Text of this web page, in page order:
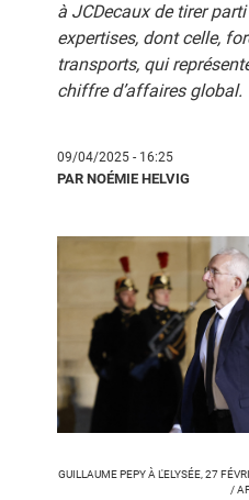
à JCDecaux de tirer
expertises, dont celle,
transports, qui
chiffre d’affaires global.
09/04/2025 - 16:25
PAR NOÉMIE HELVIG
GUILLAUME PEPY À L'ELYSÉE, 27
/